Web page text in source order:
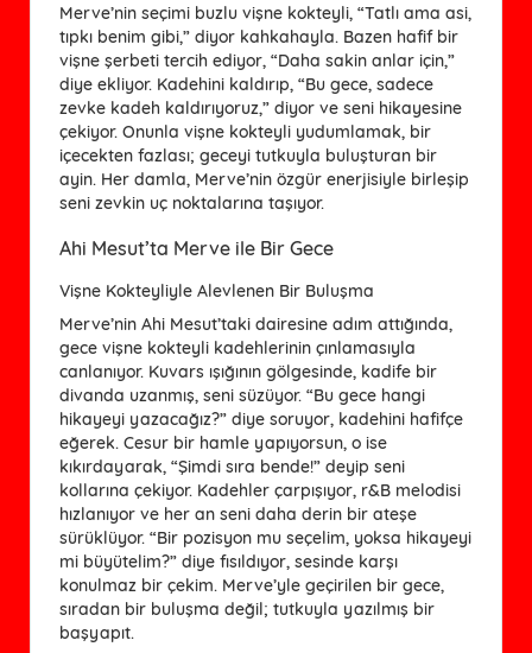
Merve’nin seçimi buzlu vişne kokteyli, “Tatlı ama asi,
tıpkı benim gibi,” diyor kahkahayla. Bazen hafif bir
vişne şerbeti tercih ediyor, “Daha sakin anlar için,”
diye ekliyor. Kadehini kaldırıp, “Bu gece, sadece
zevke kadeh kaldırıyoruz,” diyor ve seni hikayesine
çekiyor. Onunla vişne kokteyli yudumlamak, bir
içecekten fazlası; geceyi tutkuyla buluşturan bir
ayin. Her damla, Merve’nin özgür enerjisiyle birleşip
seni zevkin uç noktalarına taşıyor.
Ahi Mesut’ta Merve ile Bir Gece
Vişne Kokteyliyle Alevlenen Bir Buluşma
Merve’nin Ahi Mesut’taki dairesine adım attığında,
gece vişne kokteyli kadehlerinin çınlamasıyla
canlanıyor. Kuvars ışığının gölgesinde, kadife bir
divanda uzanmış, seni süzüyor. “Bu gece hangi
hikayeyi yazacağız?” diye soruyor, kadehini hafifçe
eğerek. Cesur bir hamle yapıyorsun, o ise
kıkırdayarak, “Şimdi sıra bende!” deyip seni
kollarına çekiyor. Kadehler çarpışıyor, r&B melodisi
hızlanıyor ve her an seni daha derin bir ateşe
sürüklüyor. “Bir pozisyon mu seçelim, yoksa hikayeyi
mi büyütelim?” diye fısıldıyor, sesinde karşı
konulmaz bir çekim. Merve’yle geçirilen bir gece,
sıradan bir buluşma değil; tutkuyla yazılmış bir
başyapıt.